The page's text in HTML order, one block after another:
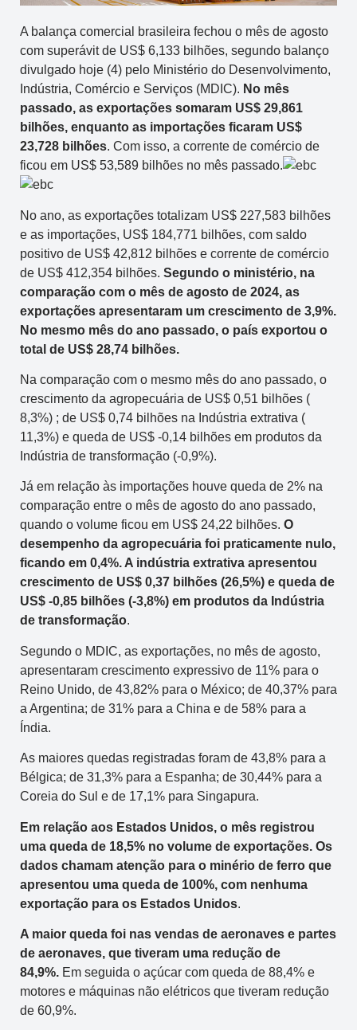
A balança comercial brasileira fechou o mês de agosto
com superávit de US$ 6,133 bilhões, segundo balanço
divulgado hoje (4) pelo Ministério do Desenvolvimento,
Indústria, Comércio e Serviços (MDIC). No mês
passado, as exportações somaram US$ 29,861
bilhões, enquanto as importações ficaram US$
23,728 bilhões. Com isso, a corrente de comércio de
ficou em US$ 53,589 bilhões no mês passado.
No ano, as exportações totalizam US$ 227,583 bilhões
e as importações, US$ 184,771 bilhões, com saldo
positivo de US$ 42,812 bilhões e corrente de comércio
de US$ 412,354 bilhões. Segundo o ministério, na
comparação com o mês de agosto de 2024, as
exportações apresentaram um crescimento de 3,9%.
No mesmo mês do ano passado, o país exportou o
total de US$ 28,74 bilhões.
Na comparação com o mesmo mês do ano passado, o
crescimento da agropecuária de US$ 0,51 bilhões (
8,3%) ; de US$ 0,74 bilhões na Indústria extrativa (
11,3%) e queda de US$ -0,14 bilhões em produtos da
Indústria de transformação (-0,9%).
Já em relação às importações houve queda de 2% na
comparação entre o mês de agosto do ano passado,
quando o volume ficou em US$ 24,22 bilhões. O
desempenho da agropecuária foi praticamente nulo,
ficando em 0,4%. A indústria extrativa apresentou
crescimento de US$ 0,37 bilhões (26,5%) e queda de
US$ -0,85 bilhões (-3,8%) em produtos da Indústria
de transformação.
Segundo o MDIC, as exportações, no mês de agosto,
apresentaram crescimento expressivo de 11% para o
Reino Unido, de 43,82% para o México; de 40,37% para
a Argentina; de 31% para a China e de 58% para a
Índia.
As maiores quedas registradas foram de 43,8% para a
Bélgica; de 31,3% para a Espanha; de 30,44% para a
Coreia do Sul e de 17,1% para Singapura.
Em relação aos Estados Unidos, o mês registrou
uma queda de 18,5% no volume de exportações. Os
dados chamam atenção para o minério de ferro que
apresentou uma queda de 100%, com nenhuma
exportação para os Estados Unidos.
A maior queda foi nas vendas de aeronaves e partes
de aeronaves, que tiveram uma redução de
84,9%. Em seguida o açúcar com queda de 88,4% e
motores e máquinas não elétricos que tiveram redução
de 60,9%.